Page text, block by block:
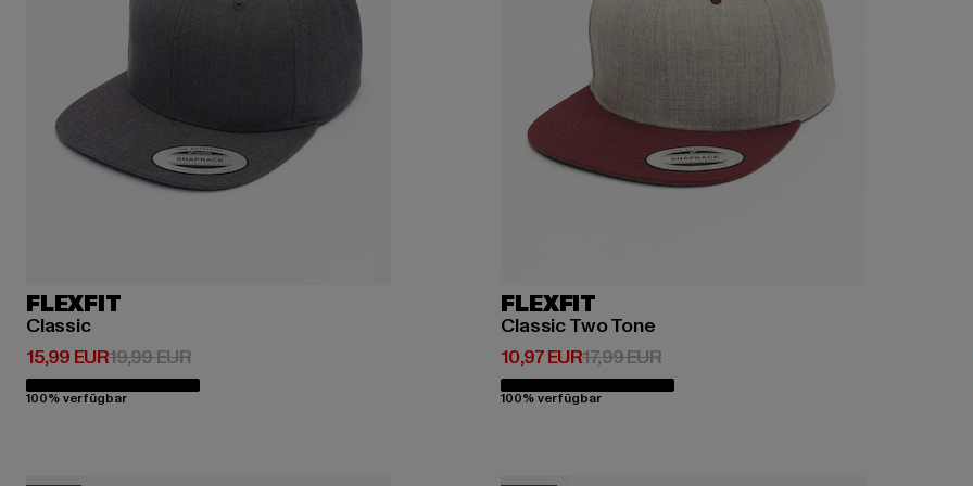
FLEXFIT
Classic
15,99 EUR
Derzeitiger Preis: 15,99 EUR
19,99 EURAktionspreis: 19,99 EUR
100% verfügbar
FLEXFIT
Classic Two Tone
10,97 EUR
Derzeitiger Preis: 10,97 EUR
17,99 EURAktionspreis: 17,99 EUR
100% verfügbar